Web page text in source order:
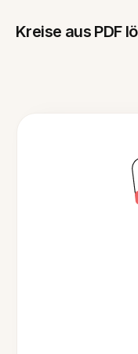
Kreise aus PDF